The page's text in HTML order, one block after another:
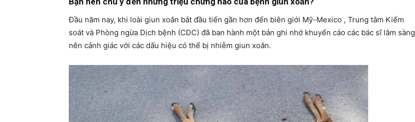
Đầu năm nay, khi loài giun xoắn bắt đầu tiến gần hơn đến biên giới Mỹ-Mexico , Trung tâm Kiểm
soát và Phòng ngừa Dịch bệnh (CDC) đã ban hành một bản ghi nhớ khuyến cáo các bác sĩ lâm sàng
nên cảnh giác với các dấu hiệu có thể bị nhiễm giun xoắn.